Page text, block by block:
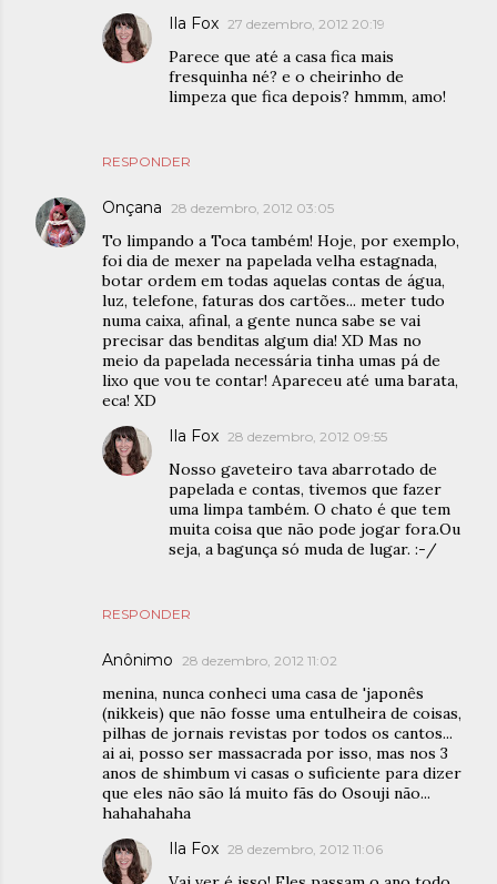
RESPONDER
Ila Fox 27 dezembro, 2012 20:19
Parece que até a casa fica mais
fresquinha né? e o cheirinho de
limpeza que fica depois? hmmm, amo!
Onçana 28 dezembro, 2012 03:05
To limpando a Toca também! Hoje, por exemplo,
foi dia de mexer na papelada velha estagnada,
botar ordem em todas aquelas contas de água,
luz, telefone, faturas dos cartões... meter tudo
numa caixa, afinal, a gente nunca sabe se vai
precisar das benditas algum dia! XD Mas no
meio da papelada necessária tinha umas pá de
lixo que vou te contar! Apareceu até uma barata,
eca! XD
RESPONDER
Ila Fox 28 dezembro, 2012 09:55
Nosso gaveteiro tava abarrotado de
papelada e contas, tivemos que fazer
uma limpa também. O chato é que tem
muita coisa que não pode jogar fora.Ou
seja, a bagunça só muda de lugar. :-/
Anônimo 28 dezembro, 2012 11:02
menina, nunca conheci uma casa de 'japonês
(nikkeis) que não fosse uma entulheira de coisas,
pilhas de jornais revistas por todos os cantos...
ai ai, posso ser massacrada por isso, mas nos 3
anos de shimbum vi casas o suficiente para dizer
que eles não são lá muito fãs do Osouji não...
hahahahaha
Ila Fox 28 dezembro, 2012 11:06